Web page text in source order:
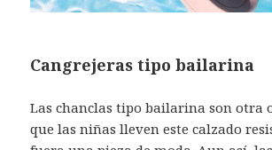
Cangrejeras tipo bailarina
Las chanclas tipo bailarina son otra
que las niñas lleven este calzado